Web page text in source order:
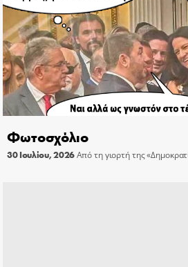
Φωτοσχόλιο
30 Ιουλίου, 2026Από τη γιορτή της